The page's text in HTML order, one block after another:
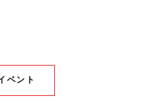
ベント